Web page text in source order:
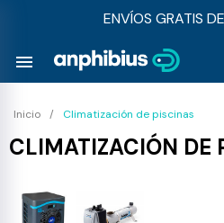
ENVÍOS GRATIS
menu
Inicio Climatización de piscinas
CLIMATIZACIÓN DE